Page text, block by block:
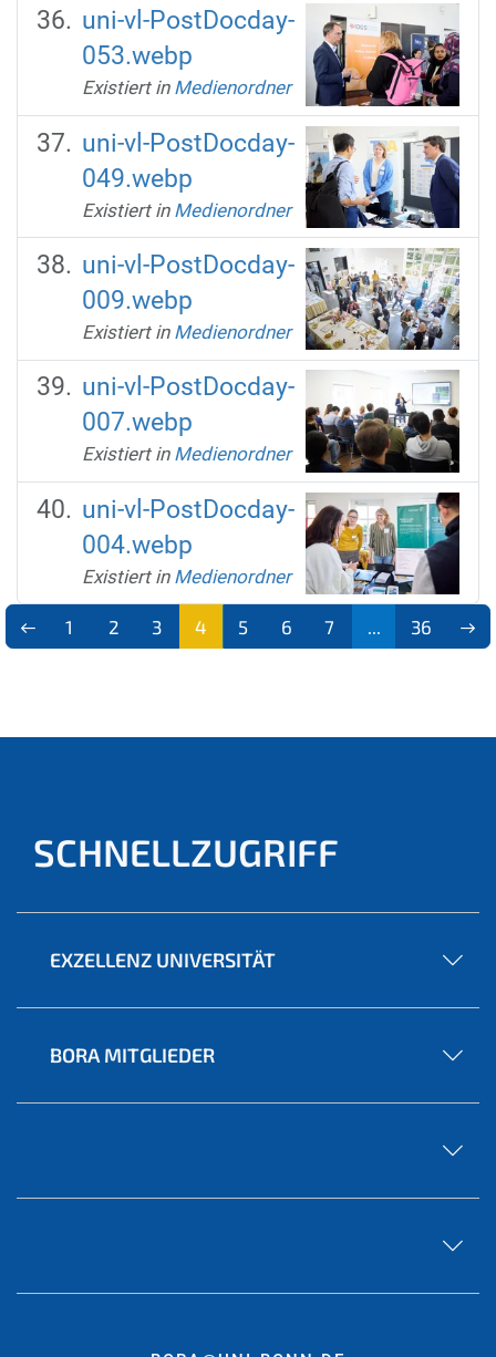
uni-vl-PostDocday-
053.webp
Existiert in Medienordner
uni-vl-PostDocday-
049.webp
Existiert in Medienordner
uni-vl-PostDocday-
009.webp
Existiert in Medienordner
uni-vl-PostDocday-
007.webp
Existiert in Medienordner
uni-vl-PostDocday-
004.webp
Existiert in Medienordner
1 2 3
4
5 6 7 36
SCHNELLZUGRIFF
EXZELLENZ UNIVERSITÄT
BORA MITGLIEDER